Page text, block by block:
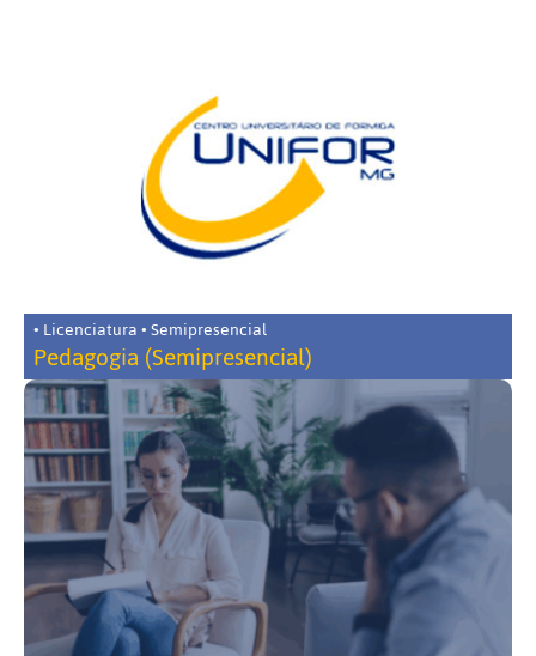
• Licenciatura • Semipresencial
Pedagogia (Semipresencial)